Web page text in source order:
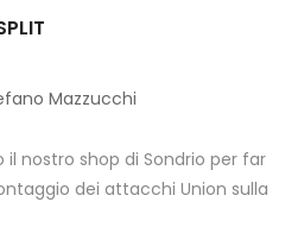
Mazzucchi
il nostro shop di Sondrio per far
dei attacchi Union sulla